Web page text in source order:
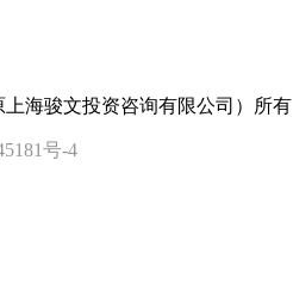
海骏文投资咨询有限公司）所有
号-4